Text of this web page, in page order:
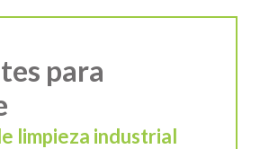
para
limpieza industrial